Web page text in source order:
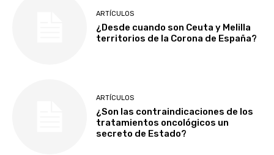
ARTÍCULOS
¿Desde cuando son Ceuta y Melilla
territorios de la Corona de España?
ARTÍCULOS
¿Son las contraindicaciones de los
tratamientos oncológicos un
secreto de Estado?